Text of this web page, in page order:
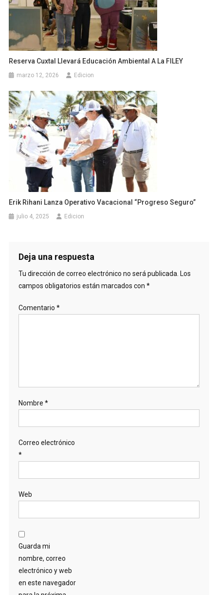
Reserva Cuxtal Llevará Educación Ambiental A La FILEY
marzo 12, 2026 Edicion
Erik Rihani Lanza Operativo Vacacional “Progreso Seguro”
julio 4, 2025 Edicion
Deja una respuesta
Tu dirección de correo electrónico no será publicada. Los
campos obligatorios están marcados con *
Comentario *
Nombre *
Correo electrónico
*
Web
Guarda mi
nombre, correo
electrónico y web
en este navegador